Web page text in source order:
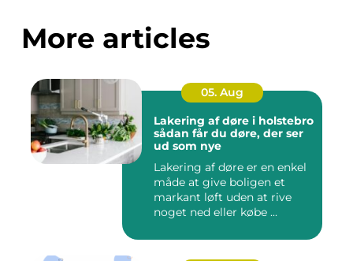
More articles
05. Aug
Lakering af døre i holstebro
sådan får du døre, der ser
ud som nye
Lakering af døre er en enkel
måde at give boligen et
markant løft uden at rive
noget ned eller købe ...